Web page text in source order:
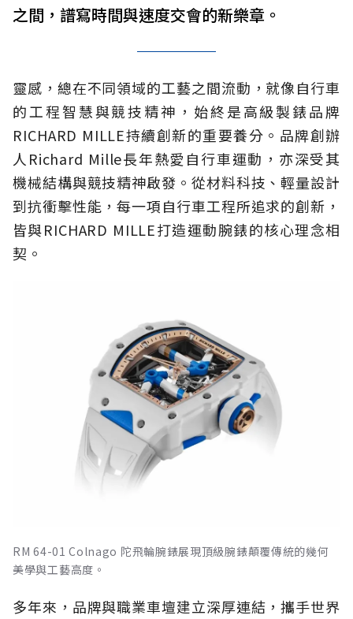
之間，譜寫時間與速度交會的新樂章。
靈感，總在不同領域的工藝之間流動，就像自行車
的工程智慧與競技精神，始終是高級製錶品牌
RICHARD MILLE持續創新的重要養分。品牌創辦
人Richard Mille長年熱愛自行車運動，亦深受其
機械結構與競技精神啟發。從材料科技、輕量設計
到抗衝擊性能，每一項自行車工程所追求的創新，
皆與RICHARD MILLE打造運動腕錶的核心理念相
契。
RM 64-01 Colnago 陀飛輪腕錶展現頂級腕錶顛覆傳統的幾何
美學與工藝高度。
多年來，品牌與職業車壇建立深厚連結，攜手世界